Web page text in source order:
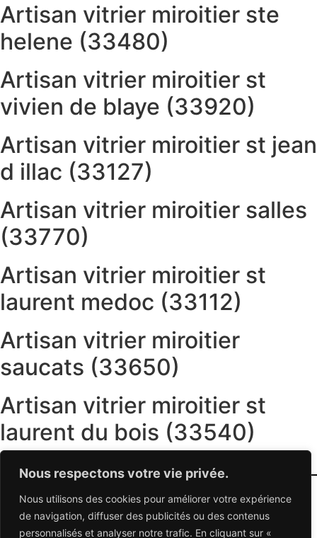
Nous respectons votre vie privée.
Nous utilisons des cookies pour améliorer votre expérience
de navigation, diffuser des publicités ou des contenus
personnalisés et analyser notre trafic. En cliquant sur «
Artisan vitrier miroitier ste
helene (33480)
Artisan vitrier miroitier st
vivien de blaye (33920)
Artisan vitrier miroitier st jean
d illac (33127)
Artisan vitrier miroitier salles
(33770)
Artisan vitrier miroitier st
laurent medoc (33112)
Artisan vitrier miroitier
saucats (33650)
Artisan vitrier miroitier st
laurent du bois (33540)
plus ancien
06 95 95 70 70